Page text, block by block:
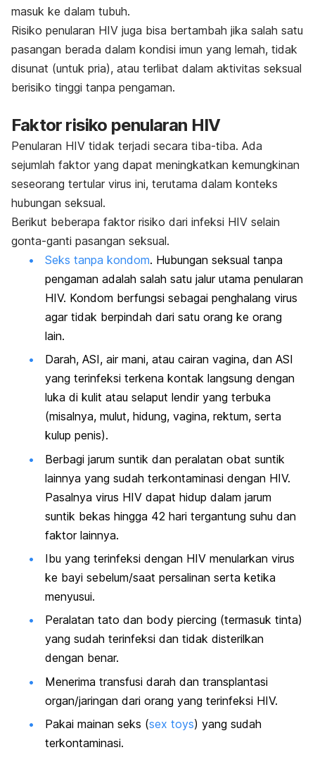
masuk ke dalam tubuh.
Risiko penularan HIV juga bisa bertambah jika salah satu
pasangan berada dalam kondisi imun yang lemah, tidak
disunat (untuk pria), atau terlibat dalam aktivitas seksual
berisiko tinggi tanpa pengaman.
Faktor risiko penularan HIV
Penularan HIV tidak terjadi secara tiba-tiba. Ada
sejumlah faktor yang dapat meningkatkan kemungkinan
seseorang tertular virus ini, terutama dalam konteks
hubungan seksual.
Berikut beberapa faktor risiko dari infeksi HIV selain
gonta-ganti pasangan seksual.
Seks tanpa kondom. Hubungan seksual tanpa
pengaman adalah salah satu jalur utama penularan
HIV. Kondom berfungsi sebagai penghalang virus
agar tidak berpindah dari satu orang ke orang
lain.
Darah, ASI, air mani, atau cairan vagina, dan ASI
yang terinfeksi terkena kontak langsung dengan
luka di kulit atau selaput lendir yang terbuka
(misalnya, mulut, hidung, vagina, rektum, serta
kulup penis).
Berbagi jarum suntik dan peralatan obat suntik
lainnya yang sudah terkontaminasi dengan HIV.
Pasalnya virus HIV dapat hidup dalam jarum
suntik bekas hingga 42 hari tergantung suhu dan
faktor lainnya.
Ibu yang terinfeksi dengan HIV menularkan virus
ke bayi sebelum/saat persalinan serta ketika
menyusui.
Peralatan tato dan body piercing (termasuk tinta)
yang sudah terinfeksi dan tidak disterilkan
dengan benar.
Menerima transfusi darah dan transplantasi
organ/jaringan dari orang yang terinfeksi HIV.
Pakai mainan seks (sex toys) yang sudah
terkontaminasi.